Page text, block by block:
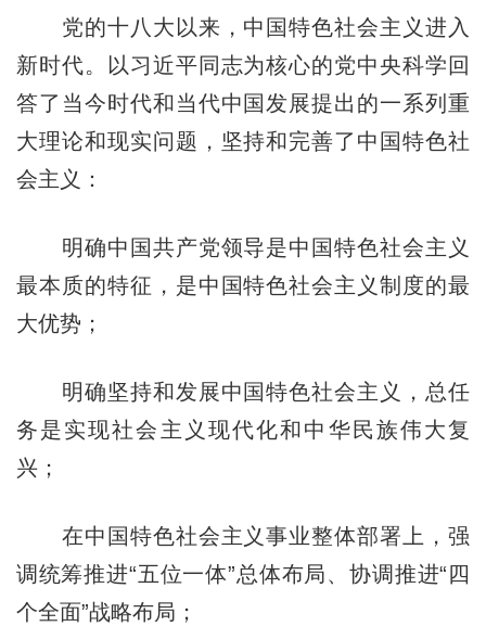
党的十八大以来，中国特色社会主义进入
新时代。以习近平同志为核心的党中央科学回
答了当今时代和当代中国发展提出的一系列重
大理论和现实问题，坚持和完善了中国特色社
会主义：
明确中国共产党领导是中国特色社会主义
最本质的特征，是中国特色社会主义制度的最
大优势；
明确坚持和发展中国特色社会主义，总任
务是实现社会主义现代化和中华民族伟大复
兴；
在中国特色社会主义事业整体部署上，强
调统筹推进“五位一体”总体布局、协调推进“四
个全面”战略布局；